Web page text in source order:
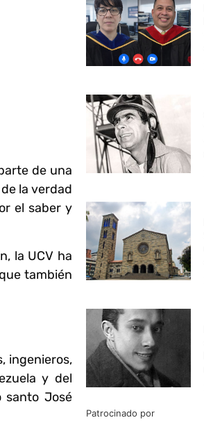
de una
la verdad
el saber y
la UCV ha
también
ingenieros,
y del
santo José
Patrocinado por